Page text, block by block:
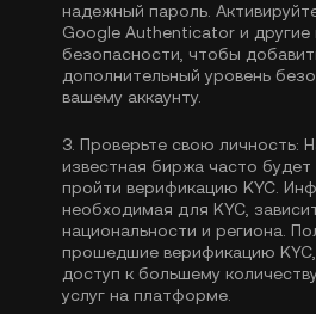
надежный пароль.
Google Authenticator и другие
безопасности, чтобы
дополнительный уровень
вашему аккаунту.
3. Проверьте свою личность:
известная биржа часто будет
пройти верификацию KYC .
необходимая для KYC,
национальности и региона.
прошедшие верификацию
доступ к большему
услуг на платформе.